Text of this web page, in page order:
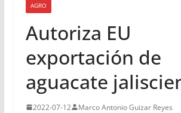
AGRO
Autoriza EU
exportación de
aguacate
2022-07-12 Marco Antonio Guizar Reyes